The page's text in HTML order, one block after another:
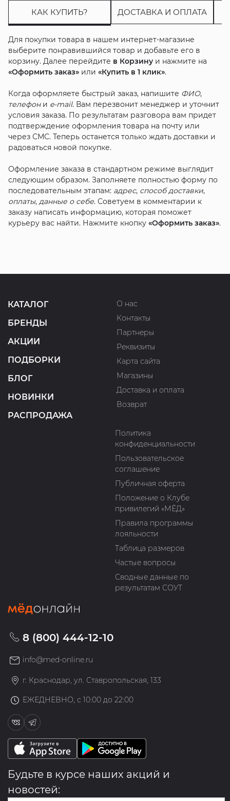
КАК КУПИТЬ? ДОСТАВКА И ОПЛАТА
Для покупки товара в нашем интернет-магазине
выберите понравившийся товар и добавьте его в
корзину. Далее перейдите в Корзинуи нажмите на
«Оформить заказ»или «Купить в 1 клик».
Когда оформляете быстрый заказ, напишите ФИО,
телефони e-mail. Вам перезвонит менеджер и уточнит
условия заказа. По результатам разговора вам придет
подтверждение оформления товара на почту или
через СМС. Теперь останется только ждать доставки и
радоваться новой покупке.
Оформление заказа в стандартном режиме выглядит
следующим образом. Заполняете полностью форму по
последовательным этапам: адрес, способ доставки,
оплаты, данные о себе. Советуем в комментарии к
заказу написать информацию, которая поможет
курьеру вас найти. Нажмите кнопку «Оформить заказ».
КАТАЛОГ
БРЕНДЫ
АКЦИИ
ПОДБОРКИ
БЛОГ
НОВИНКИ
РАСПРОДАЖА
О нас
Контакты
Партнеры
Реквизиты
Карта сайта
Магазины
Доставка и оплата
Возврат
Политика
конфиденциальности
Пользовательское
соглашение
Публичная оферта
Положение о Клубе
привилегий «МЁД»
Правила программы
лояльности
Таблица размеров
Частые вопросы
Сводные данные по
результатам СОУТ
8 (800) 444-12-10
info@med-online.ru
г. Краснодар, ул. Ставропольская, 133
ЕЖЕДНЕВНО, с 10:00 до 22:00
Будьте в курсе наших акций и
новостей: